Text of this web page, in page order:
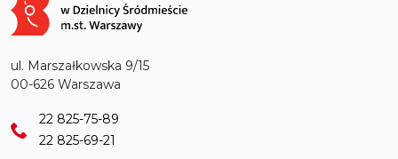
ul. Marszałkowska 9/15
00-626 Warszawa
22 825-75-89
22 825-69-21